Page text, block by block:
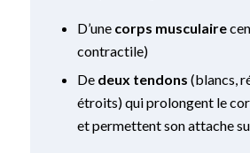
D’une corps musculaire
contractile)
De deux tendons (blancs,
étroits) qui prolongent le
et permettent son attache